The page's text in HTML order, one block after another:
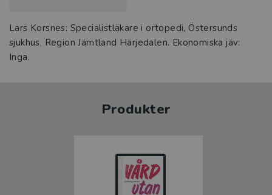
Lars Korsnes: Specialistläkare i ortopedi, Östersunds
sjukhus, Region Jämtland Härjedalen. Ekonomiska jäv:
Inga.
Produkter